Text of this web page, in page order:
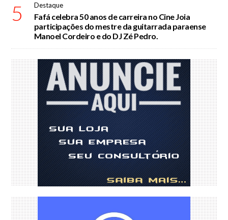
5 Destaque
Fafá celebra 50 anos de carreira no Cine Joia
participações do mestre da guitarrada paraense
Manoel Cordeiro e do DJ Zé Pedro.